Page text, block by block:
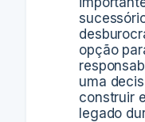
opção
uma
construir
legado